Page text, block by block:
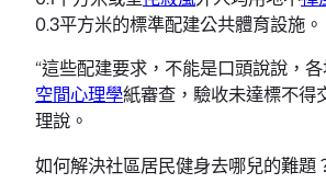
0.3平方米的標準配建公共體育設施。
“這些配建要求，不能是口頭說說，
空間心理學紙審查，驗收未達標不得
理說。
如何解決社區居民健身去哪兒的難題